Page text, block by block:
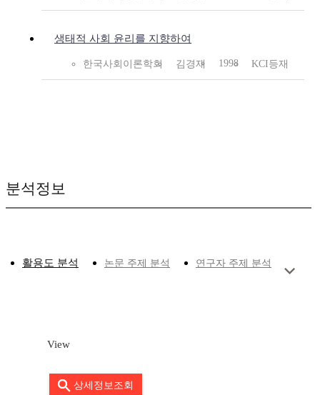
생태적 사회 윤리를 지향하여
한국사회이론학회 김경재 1998 KCI등재
분석정보
활용도 분석 논문 주제 분석 연구자 주제 분석
View
상세정보조회